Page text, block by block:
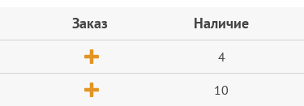
Заказ Наличие
4
10